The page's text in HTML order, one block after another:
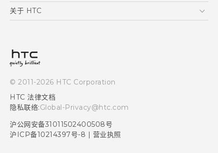
支援与服务
产品保固说明
HTC Dev
关于 HTC
投资人
产品安全
加入HTC
© 2011-2026 HTC Corporation
HTC 法律文档
隐私联络:Global-Privacy@htc.com
沪公网安备31011502400508号
沪ICP备10214397号-8 | 营业执照